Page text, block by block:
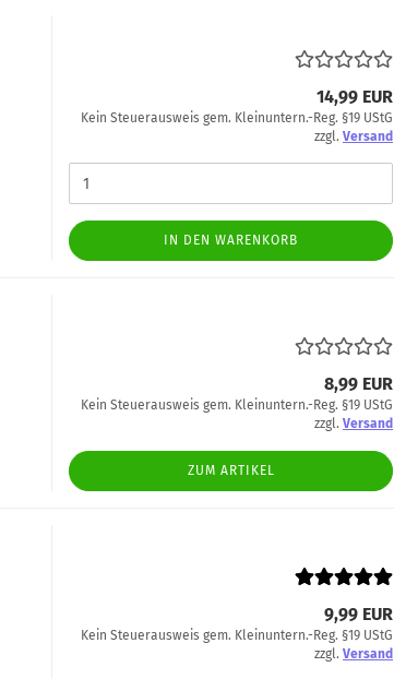
14,99 EUR
Kein Steuerausweis gem. Kleinuntern.-Reg. §19 UStG
zzgl. Versand
IN DEN WARENKORB
8,99 EUR
Kein Steuerausweis gem. Kleinuntern.-Reg. §19 UStG
zzgl. Versand
ZUM ARTIKEL
9,99 EUR
Kein Steuerausweis gem. Kleinuntern.-Reg. §19 UStG
zzgl. Versand